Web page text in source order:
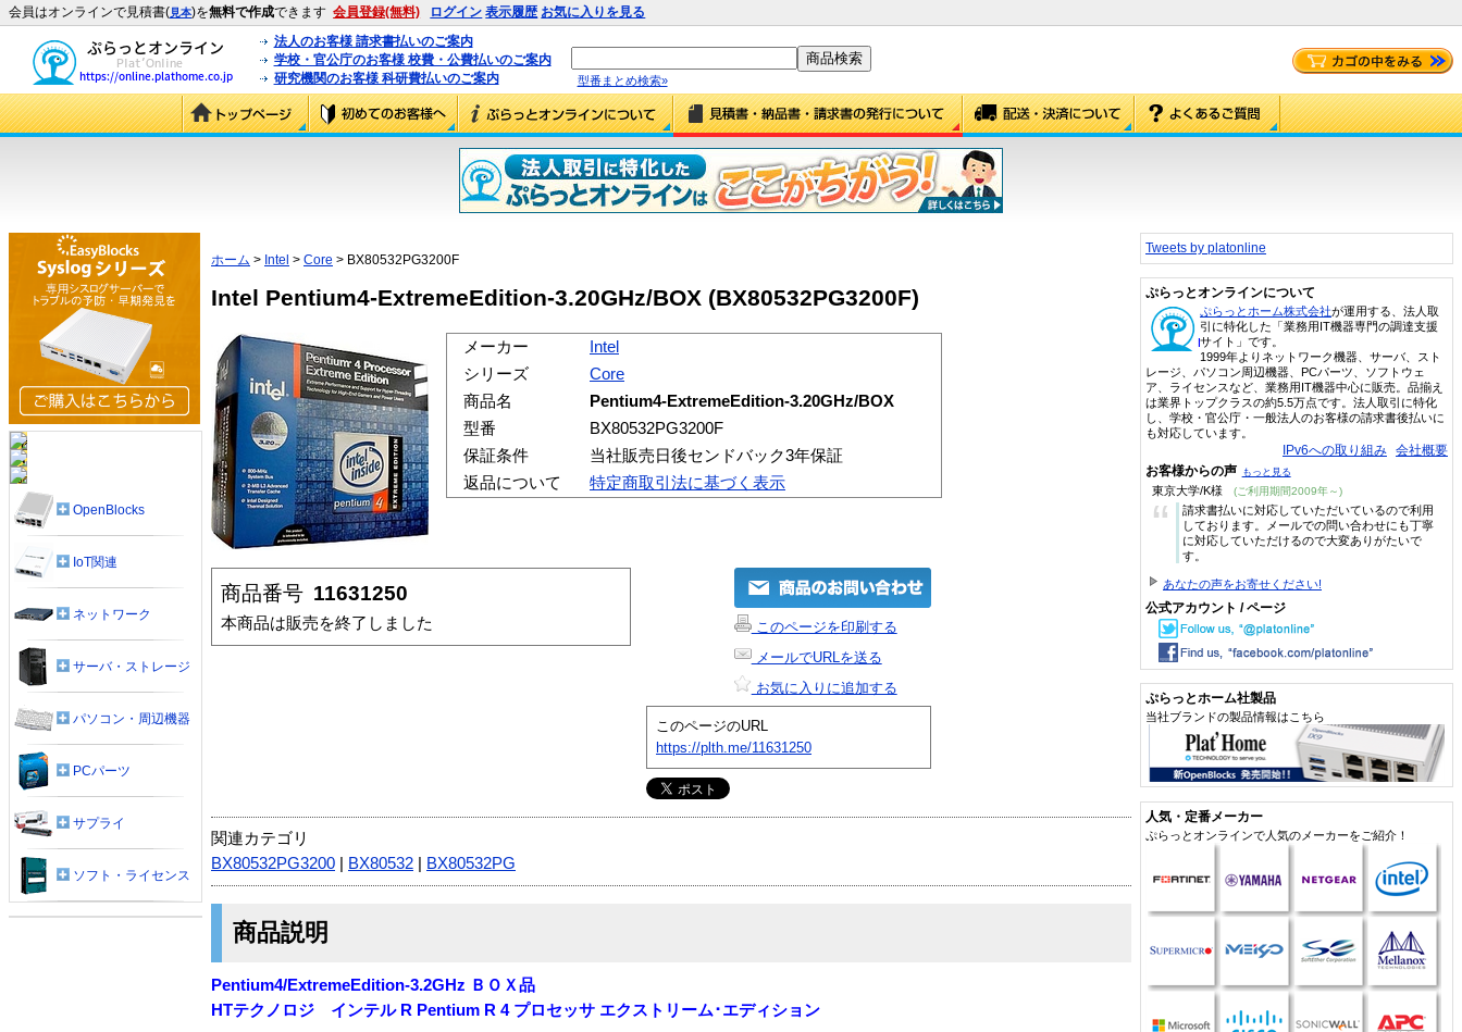
会員はオンラインで見積書(見本)を無料で作成できます 会員登録(無料) ログイン 表示履歴 お気に入りを見る
法人のお客様 請求書払いのご案内
学校・官公庁のお客様 校費・公費払いのご案内
研究機関のお客様 科研費払いのご案内
型番まとめ検索»
ホーム > Intel > Core > BX80532PG3200F
Intel Pentium4-ExtremeEdition-3.20GHz/BOX (BX80532PG3200F)
メーカー
Intel
シリーズ
Core
商品名
Pentium4-ExtremeEdition-3.20GHz/BOX
型番
BX80532PG3200F
保証条件
当社販売日後センドバック3年保証
返品について
特定商取引法に基づく表示
商品番号 11631250
本商品は販売を終了しました
このページを印刷する
メールでURLを送る
お気に入りに追加する
このページのURL
https://plth.me/11631250
関連カテゴリ
BX80532PG3200
BX80532 BX80532PG
商品説明
Pentium4/ExtremeEdition-3.2GHz ＢＯＸ品
HTテクノロジ インテル R Pentium R 4 プロセッサ エクストリーム･エディション
OpenBlocks
IoT関連
ネットワーク
サーバ・ストレージ
パソコン・周辺機器
PCパーツ
サプライ
ソフト・ライセンス
Tweets by platonline
ぷらっとオンラインについて
ぷらっとホーム株式会社が運用する、法人取
引に特化した「業務用IT機器専門の調達支援
サイト」です。
1999年よりネットワーク機器、サーバ、スト
レージ、パソコン周辺機器、PCパーツ、ソフトウェ
ア、ライセンスなど、業務用IT機器中心に販売。品揃え
は業界トップクラスの約5.5万点です。法人取引に特化
し、学校・官公庁・一般法人のお客様の請求書後払いに
も対応しています。
IPv6への取り組み 会社概要
お客様からの声 もっと見る
東京大学/K様 (ご利用期間2009年～)
“
請求書払いに対応していただいているので利用
しております。メールでの問い合わせにも丁寧
に対応していただけるので大変ありがたいで
す。
あなたの声をお寄せください!
公式アカウント / ページ
ぷらっとホーム社製品
当社ブランドの製品情報はこちら
人気・定番メーカー
ぷらっとオンラインで人気のメーカーをご紹介！